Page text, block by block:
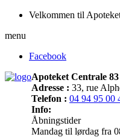
Velkommen til
menu
Facebook
Apoteket Centrale 83
Adresse : 33, rue
Telefon : 04 94 95 00
Info:
Åbningstider
Mandag til lørdag fra